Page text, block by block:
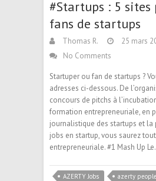
#Startups : 5 sites
fans de startups
Thomas R.
25 mars
No Comments
Startuper ou fan de startups ?
adresses ci-dessous. De
concours de pitchs à
formation entrepreneuriale, en
journalistique des startups et
jobs en startup, vous saurez
entrepreneuriale. #1 Mash Up
AZERTY Jobs azerty people